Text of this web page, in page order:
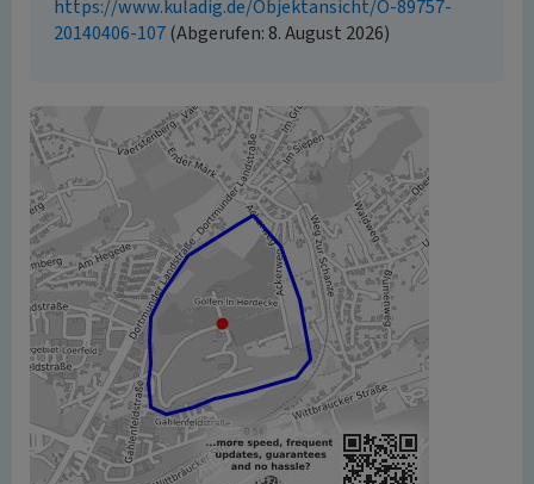
https://www.kuladig.de/Objektansicht/O-89757-
20140406-107(Abgerufen: 8. August 2026)